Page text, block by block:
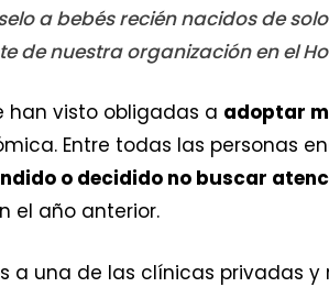
a bebés recién nacidos de
de nuestra organización en el
han visto obligadas a adoptar
Entre todas las personas
o decidido no buscar
el año anterior.
a una de las clínicas privadas